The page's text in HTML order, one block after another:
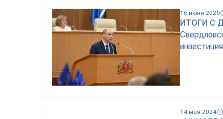
16 июня 2026
ИТОГИ С
14 мая 2024